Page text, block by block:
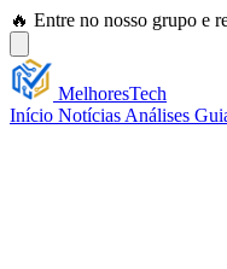
🔥 Entre no nosso grupo e
MelhoresTech
Início Notícias Análises